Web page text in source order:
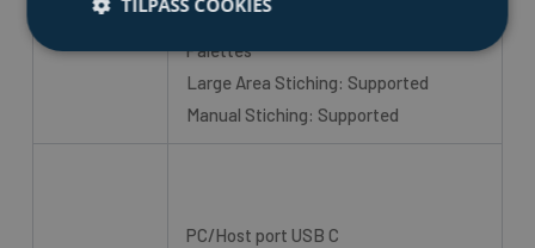
Shape, Time Corrected Gain, Color
Palettes
Large Area Stiching: Supported
Manual Stiching: Supported
PC/Host port USB C
TILPASS COOKIES